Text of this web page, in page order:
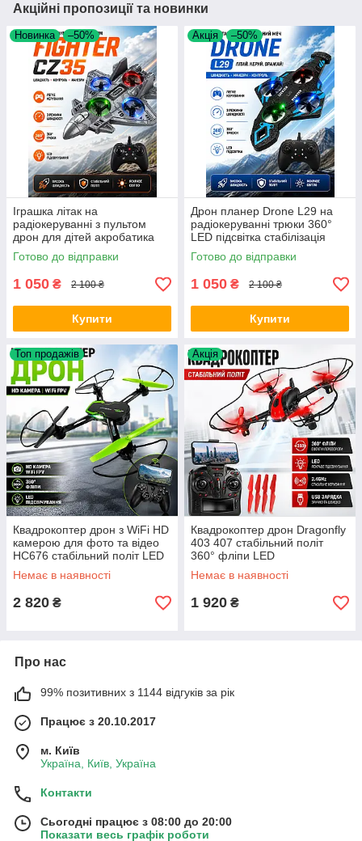
Акційні пропозиції та новинки
Новинка –50%
Іграшка літак на
радіокеруванні з пультом
дрон для дітей акробатика
Fighter CZ35 3D фліп
утримання висоти LED
підсвітка Opt City
Готово до відправки
1 050 ₴ 2 100 ₴
Купити
Акція –50%
Дрон планер Drone L29 на
радіокеруванні трюки 360°
LED підсвітка стабілізація
польоту
Готово до відправки
1 050 ₴ 2 100 ₴
Купити
Топ продажів
Квадрокоптер дрон з WiFi HD
камерою для фото та відео
HC676 стабільний політ LED
підсвічування 360° фліпи
FPV для навчання Opt
Немає в наявності
2 820 ₴
Акція
Квадрокоптер дрон Dragonfly
403 407 стабільний політ
360° фліпи LED
підсвічування 2.4GHz
керування USB зарядка Opt
City
Немає в наявності
1 920 ₴
Про нас
99% позитивних з 1144 відгуків за рік
Працює з 20.10.2017
м. Київ
Україна, Київ, Україна
Контакти
Сьогодні працює з 08:00 до 20:00
Показати весь графік роботи